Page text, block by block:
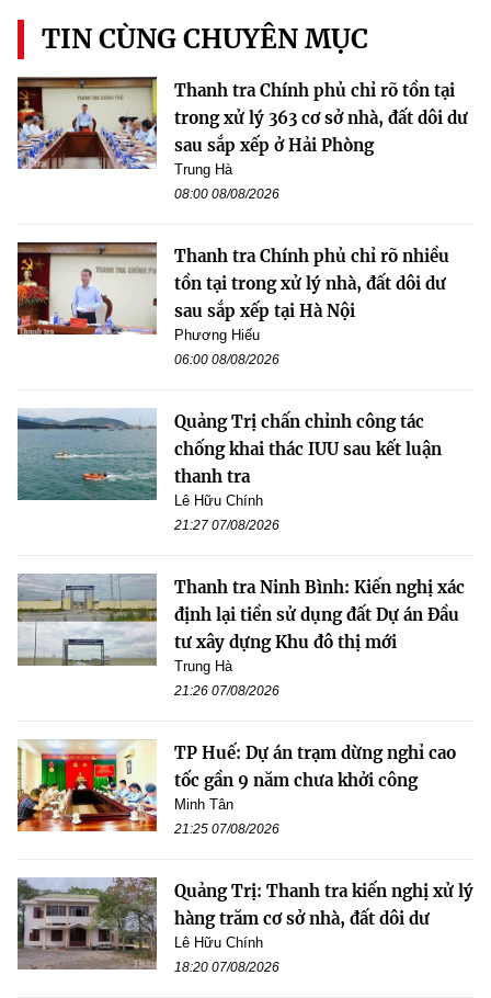
TIN CÙNG CHUYÊN MỤC
Thanh tra Chính phủ chỉ rõ tồn tại
trong xử lý 363 cơ sở nhà, đất dôi dư
sau sắp xếp ở Hải Phòng
Trung Hà
08:00 08/08/2026
Thanh tra Chính phủ chỉ rõ nhiều
tồn tại trong xử lý nhà, đất dôi dư
sau sắp xếp tại Hà Nội
Phương Hiếu
06:00 08/08/2026
Quảng Trị chấn chỉnh công tác
chống khai thác IUU sau kết luận
thanh tra
Lê Hữu Chính
21:27 07/08/2026
Thanh tra Ninh Bình: Kiến nghị xác
định lại tiền sử dụng đất Dự án Đầu
tư xây dựng Khu đô thị mới
Trung Hà
21:26 07/08/2026
TP Huế: Dự án trạm dừng nghỉ cao
tốc gần 9 năm chưa khởi công
Minh Tân
21:25 07/08/2026
Quảng Trị: Thanh tra kiến nghị xử lý
hàng trăm cơ sở nhà, đất dôi dư
Lê Hữu Chính
18:20 07/08/2026